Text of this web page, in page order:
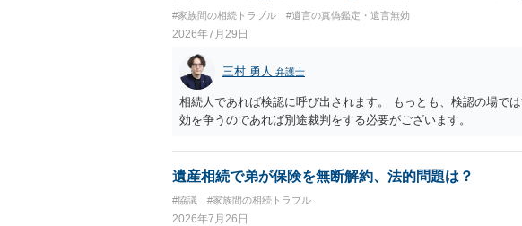
#家族間の相続トラブル #遺言の真偽鑑定・遺言無効
2026年7月29日
三村 勇人 弁護士
相続人であれば検認に呼び出されます。 もっとも、検認の場で
効を争うのであれば別途裁判をする必要がございます。
遺産相続で弟が保険を無断解約、法的問題は？
#協議 #家族間の相続トラブル
2026年7月26日